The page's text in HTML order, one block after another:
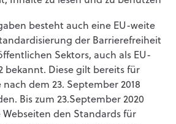
besteht auch eine EU-weite
der Barrierefreiheit
Sektors, auch als EU-
bekannt. Diese gilt bereits für
nach dem 23. September 2018
Bis zum 23.September 2020
den Standards für